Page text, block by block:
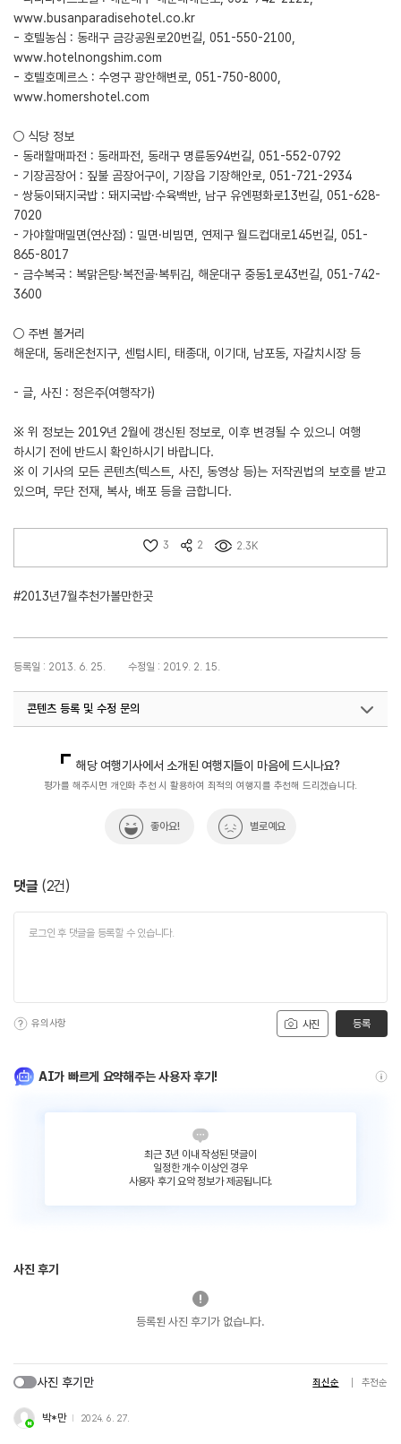
www.busanparadisehotel.co.kr
- 호텔농심 : 동래구 금강공원로20번길, 051-550-2100,
www.hotelnongshim.com
- 호텔호메르스 : 수영구 광안해변로, 051-750-8000,
www.homershotel.com
○ 식당 정보
- 동래할매파전 : 동래파전, 동래구 명륜동94번길, 051-552-0792
- 기장곰장어 : 짚불 곰장어구이, 기장읍 기장해안로, 051-721-2934
- 쌍둥이돼지국밥 : 돼지국밥·수육백반, 남구 유엔평화로13번길, 051-628-
7020
- 가야할매밀면(연산점) : 밀면·비빔면, 연제구 월드컵대로145번길, 051-
865-8017
- 금수복국 : 복맑은탕·복전골·복튀김, 해운대구 중동1로43번길, 051-742-
3600
○ 주변 볼거리
해운대, 동래온천지구, 센텀시티, 태종대, 이기대, 남포동, 자갈치시장 등
- 글, 사진 : 정은주(여행작가)
※ 위 정보는 2019년 2월에 갱신된 정보로, 이후 변경될 수 있으니 여행
하시기 전에 반드시 확인하시기 바랍니다.
※ 이 기사의 모든 콘텐츠(텍스트, 사진, 동영상 등)는 저작권법의 보호를 받고
있으며, 무단 전재, 복사, 배포 등을 금합니다.
3 2 2.3K
#2013년7월추천가볼만한곳
등록일 : 2013. 6. 25. 수정일 : 2019. 2. 15.
콘텐츠 등록 및 수정 문의
해당 여행기사에서 소개된 여행지들이 마음에 드시나요?
평가를 해주시면 개인화 추천 시 활용하여 최적의 여행지를 추천해 드리겠습니다.
좋아요! 별로예요
댓글 (2건)
사진
유의사항 등록
AI가 빠르게 요약해주는 사용자 후기!
최근 3년 이내 작성된 댓글이
일정한 개수 이상인 경우
사용자 후기 요약 정보가 제공됩니다.
사진 후기
등록된 사진 후기가 없습니다.
사진 후기만 최신순 추천순
박*만 2024. 6. 27.